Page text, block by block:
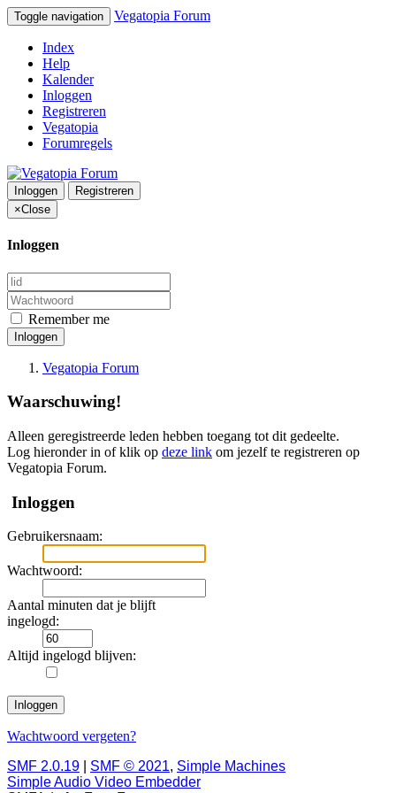
Toggle navigation Vegatopia Forum
Index
Help
Kalender
Inloggen
Registreren
Vegatopia
Forumregels
Inloggen
Registreren
×Close
Inloggen
Remember me
Inloggen
Vegatopia Forum
Waarschuwing!
Alleen geregistreerde leden hebben toegang tot dit gedeelte.
Log hieronder in of klik op deze link om jezelf te registreren op
Vegatopia Forum.
Inloggen
Gebruikersnaam:
Wachtwoord:
Aantal minuten dat je blijft
ingelogd:
Altijd ingelogd blijven:
Wachtwoord vergeten?
SMF 2.0.19
SMF © 2021, Simple Machines
Simple Audio Video Embedder